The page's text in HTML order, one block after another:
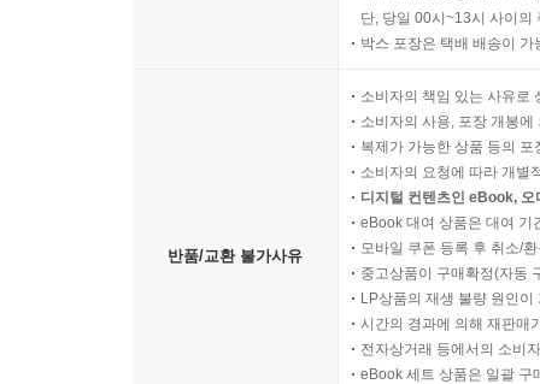
단, 당일 00시~13시 사이의
박스 포장은 택배 배송이
반품/교환 불가사유
소비자의 책임 있는 사유로
소비자의 사용, 포장 개봉
복제가 가능한 상품 등의
소비자의 요청에 따라 개별
디지털 컨텐츠인 eBook,
eBook 대여 상품은 대여 기
모바일 쿠폰 등록 후 취소/
중고상품이 구매확정(자동
LP상품의 재생 불량 원인
시간의 경과에 의해 재판매
전자상거래 등에서의 소비
eBook 세트 상품은 일괄 구